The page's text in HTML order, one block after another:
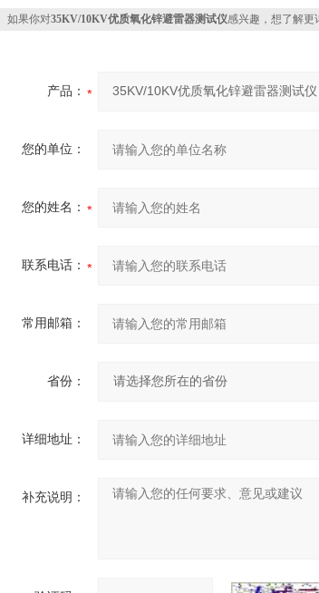
如果你对35KV/10KV优质氧化锌避雷器测试仪感兴趣，想了解更
产品：
您的单位：
您的姓名：
联系电话：
常用邮箱：
省份：
详细地址：
补充说明：